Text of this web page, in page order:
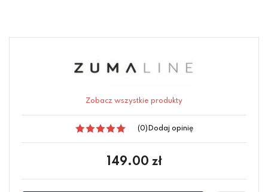
Zobacz wszystkie produkty
(0) Dodaj opinię
149.00 zł